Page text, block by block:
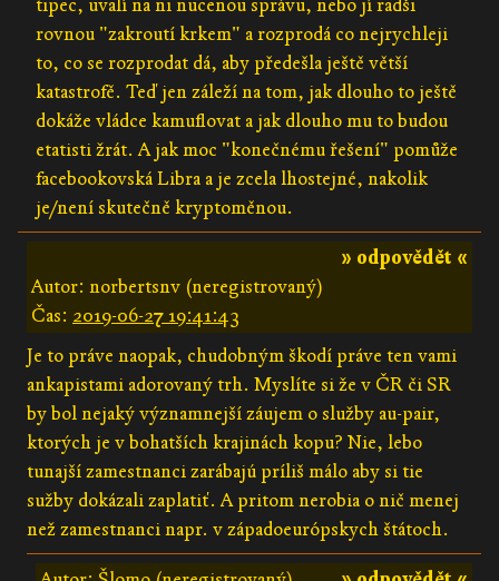
tipec, uvalí na ni nucenou správu, nebo jí radši
rovnou "zakroutí krkem" a rozprodá co nejrychleji
to, co se rozprodat dá, aby předešla ještě větší
katastrofě. Teď jen záleží na tom, jak dlouho to ještě
dokáže vládce kamuflovat a jak dlouho mu to budou
etatisti žrát. A jak moc "konečnému řešení" pomůže
facebookovská Libra a je zcela lhostejné, nakolik
je/není skutečně kryptoměnou.
» odpovědět «
Autor: norbertsnv (neregistrovaný)
Čas: 2019-06-27 19:41:43
Je to práve naopak, chudobným škodí práve ten vami
ankapistami adorovaný trh. Myslíte si že v ČR či SR
by bol nejaký významnejší záujem o služby au-pair,
ktorých je v bohatších krajinách kopu? Nie, lebo
tunajší zamestnanci zarábajú príliš málo aby si tie
sužby dokázali zaplatiť. A pritom nerobia o nič menej
než zamestnanci napr. v západoeurópskych štátoch.